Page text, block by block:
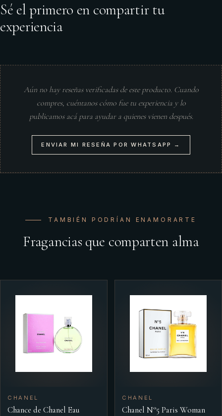
Sé el primero en compartir tu
experiencia
Aún no hay reseñas verificadas de este producto. Cuando
compres, cuéntanos cómo fue tu experiencia y lo
publicamos acá para ayudar a quienes vienen después.
ENVIAR MI RESEÑA POR WHATSAPP →
TAMBIÉN PODRÍAN ENAMORARTE
Fragancias que comparten alma
CHANEL
Chance de Chanel Eau
CHANEL
Chanel N°5 Paris Woman